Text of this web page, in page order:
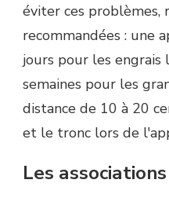
éviter ces problèmes,
recommandées : une
jours pour les
semaines pour les
distance de 10 à 20
et le tronc lors de
Les